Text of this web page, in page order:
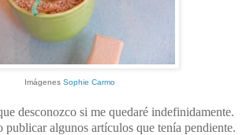
Imágenes Sophie Carmo
desconozco si me quedaré indefinidamente.
publicar algunos artículos que tenía pendiente.